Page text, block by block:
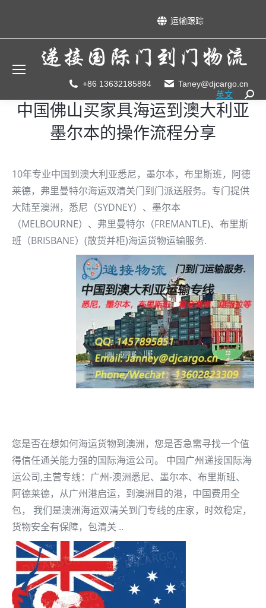
运输跟踪
+86 13632185884
Taney@djcargo.cn
英文
中国佛山买家具海运到澳大利亚
墨尔本的操作流程分享
10年专业中国到澳大利亚悉尼，墨尔本，布里斯班，阿德
莱德，弗里曼特尔海运双清关门到门派送服务。专门提供
大陆至澳洲，悉尼（SYDNEY）、墨尔本
（MELBOURNE）、弗里曼特尔（FREMANTLE)、布里斯
班（BRISBANE）(散货并柜)海运货物运输服务.
您是否在想如何海运货物到澳洲，您是否急需寻找一个值
得信任通关能力强的国际海运公司。 中国广州递接国际海
运公司,主营专线：广州-澳洲悉尼、墨尔本、布里斯班、
阿德莱德，从广州港启运，到澳洲目的港，中国费用全
包， 我们是澳洲海运双清关到门专线的庄家，时效稳定，
货物安全有保障，包清关 ..